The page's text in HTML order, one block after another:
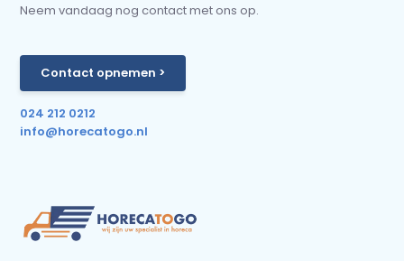
Neem vandaag nog contact met ons op.
Contact opnemen >
024 212 0212
info@horecatogo.nl